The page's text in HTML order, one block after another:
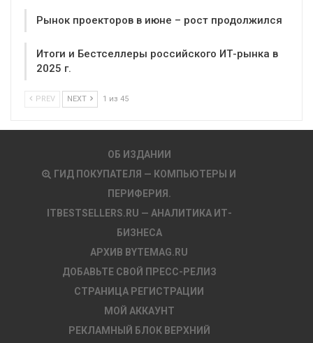
Рынок проекторов в июне – рост продолжился
Итоги и Бестселлеры российского ИТ-рынка в
2025 г.
PREV NEXT 1 из 45
ОБ ИЗДАНИИ
ГИД ПОКУПАТЕЛЯ — КОМПЬЮТЕРЫ И
ПЕРИФЕРИЯ.
ITBESTSELLERS.RU — АНАЛИТИКА ИТ-
БИЗНЕСА
АРХИВ BYTEMAG.RU
ДОБАВЬТЕ СВОЙ ПРЕСС-РЕЛИЗ
СТРАНИЦА РЕГИСТРАЦИИ
МОЙ АККАУНТ
РЕКЛАМНЫЙ БЛОК ВЕРХНИЙ